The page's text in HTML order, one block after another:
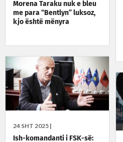
Morena Taraku nuk e bleu
me para “Bentlyn” luksoz,
kjo është mënyra
24 SHT 2025 |
Ish-komandanti i FSK-së: